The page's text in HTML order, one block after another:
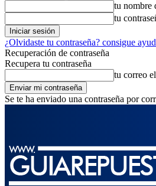
tu nombre
tu
¿Olvidaste tu contraseña? consigue
Recuperación de contraseña
Recupera tu contraseña
tu correo
Se te ha enviado una contraseña por